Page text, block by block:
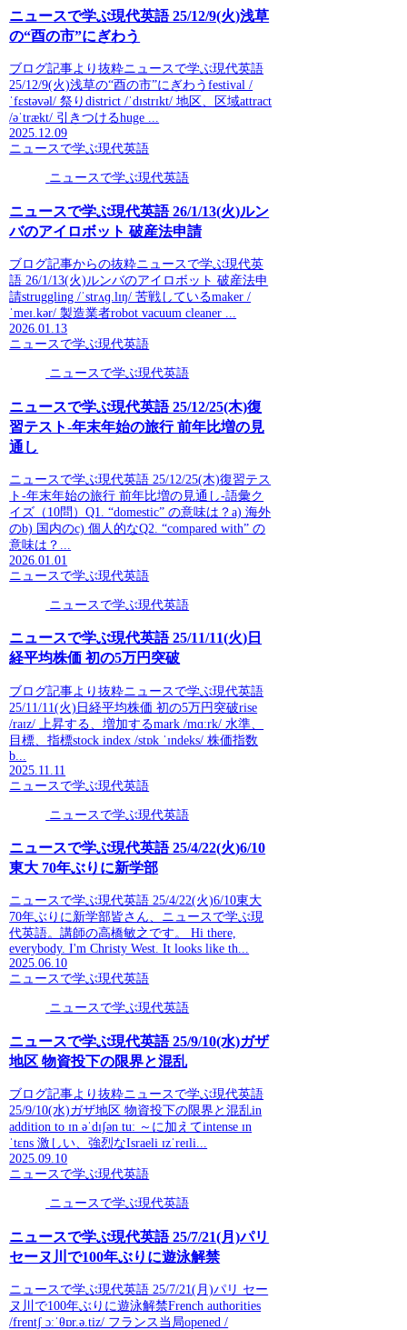
ニュースで学ぶ現代英語 25/12/9(火)浅草
の“酉の市”にぎわう
ブログ記事より抜粋ニュースで学ぶ現代英語
25/12/9(火)浅草の“酉の市”にぎわうfestival /
ˈfɛstəvəl/ 祭りdistrict /ˈdɪstrɪkt/ 地区、区域attract
/əˈtrækt/ 引きつけるhuge ...
2025.12.09
ニュースで学ぶ現代英語
ニュースで学ぶ現代英語
ニュースで学ぶ現代英語 26/1/13(火)ルン
バのアイロボット 破産法申請
ブログ記事からの抜粋ニュースで学ぶ現代英
語 26/1/13(火)ルンバのアイロボット 破産法申
請struggling /ˈstrʌɡ.lɪŋ/ 苦戦しているmaker /
ˈmeɪ.kər/ 製造業者robot vacuum cleaner ...
2026.01.13
ニュースで学ぶ現代英語
ニュースで学ぶ現代英語
ニュースで学ぶ現代英語 25/12/25(木)復
習テスト-年末年始の旅行 前年比増の見
通し
ニュースで学ぶ現代英語 25/12/25(木)復習テス
ト-年末年始の旅行 前年比増の見通し-語彙ク
イズ（10問）Q1. “domestic” の意味は？a) 海外
のb) 国内のc) 個人的なQ2. “compared with” の
意味は？...
2026.01.01
ニュースで学ぶ現代英語
ニュースで学ぶ現代英語
ニュースで学ぶ現代英語 25/11/11(火)日
経平均株価 初の5万円突破
ブログ記事より抜粋ニュースで学ぶ現代英語
25/11/11(火)日経平均株価 初の5万円突破rise
/raɪz/ 上昇する、増加するmark /mɑːrk/ 水準、
目標、指標stock index /stɒk ˈɪndeks/ 株価指数
b...
2025.11.11
ニュースで学ぶ現代英語
ニュースで学ぶ現代英語
ニュースで学ぶ現代英語 25/4/22(火)6/10
東大 70年ぶりに新学部
ニュースで学ぶ現代英語 25/4/22(火)6/10東大
70年ぶりに新学部皆さん、ニュースで学ぶ現
代英語。講師の高橋敏之です。 Hi there,
everybody. I'm Christy West. It looks like th...
2025.06.10
ニュースで学ぶ現代英語
ニュースで学ぶ現代英語
ニュースで学ぶ現代英語 25/9/10(水)ガザ
地区 物資投下の限界と混乱
ブログ記事より抜粋ニュースで学ぶ現代英語
25/9/10(水)ガザ地区 物資投下の限界と混乱in
addition to ɪn əˈdɪʃən tuː ～に加えてintense ɪn
ˈtɛns 激しい、強烈なIsraeli ɪzˈreɪli...
2025.09.10
ニュースで学ぶ現代英語
ニュースで学ぶ現代英語
ニュースで学ぶ現代英語 25/7/21(月)パリ
セーヌ川で100年ぶりに遊泳解禁
ニュースで学ぶ現代英語 25/7/21(月)パリ セー
ヌ川で100年ぶりに遊泳解禁French authorities
/frentʃ ɔːˈθɒr.ə.tiz/ フランス当局opened /